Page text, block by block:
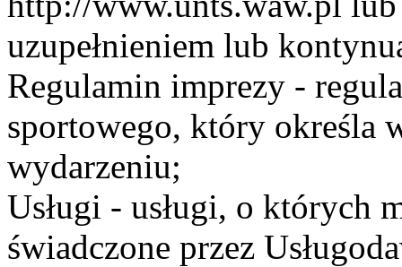
uzupełnieniem lub
Regulamin imprezy -
sportowego, który określa
wydarzeniu;
Usługi - usługi, o których
świadczone przez